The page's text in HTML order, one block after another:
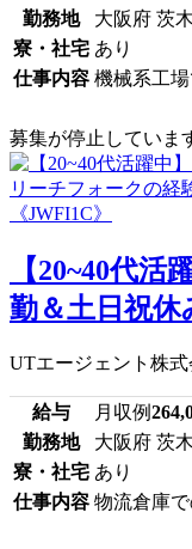
勤務地
大阪府 茨
寮・社宅 あり
仕事内容 機械系工
募集が停止していま
【20~40代活
勤＆土日祝
UTエージェント株式
給与 月収例
勤務地
大阪府 茨
寮・社宅 あり
仕事内容 物流倉庫